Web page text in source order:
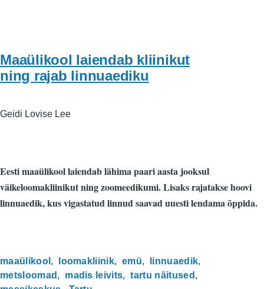
Maaülikool laiendab kliinikut
ning rajab linnuaediku
Geidi Lovise Lee
Eesti maaülikool laiendab lähima paari aasta jooksul
väikeloomakliinikut ning zoomeedikumi. Lisaks rajatakse hoovi
linnuaedik, kus vigastatud linnud saavad uuesti lendama õppida.
maaülikool loomakliinik emü
linnuaedik
metsloomad
madis leivits
tartu näitused